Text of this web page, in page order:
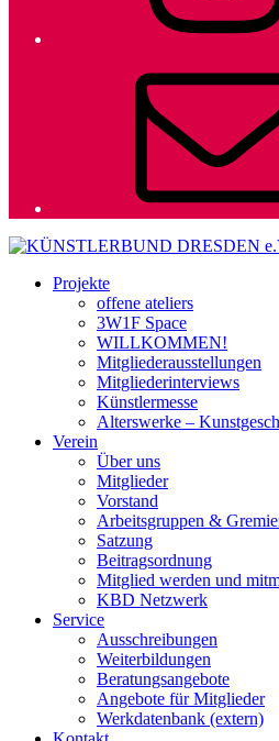
Projekte
offene ateliers
3W1F Space
WILLKOMMEN!
Mitgliederausstellungen
Mitgliederinterviews
Künstlermesse
Alterswerke –
Verein
Über uns
Mitglieder
Vorstand
Arbeitsgruppen &
Satzung
Beitragsordnung
Mitglied werden und
KBD Netzwerk
Service
Ausschreibungen
Weiterbildungen
Beratungsangebote
Angebote für Mitglieder
Werkdatenbank (extern)